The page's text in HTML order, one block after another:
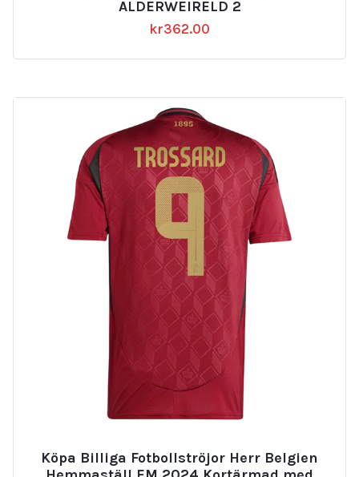
ALDERWEIRELD 2
kr362.00
Köpa Billiga Fotbollströjor Herr Belgien